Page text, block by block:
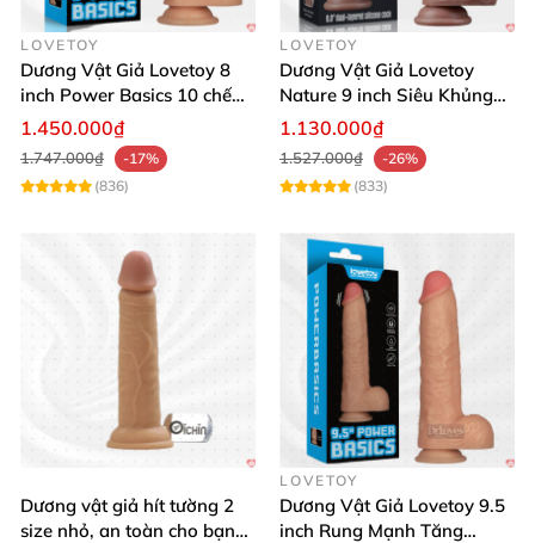
LOVETOY
Dương Vật Giả Lovetoy 8
inch Power Basics 10 chế
độ Mạnh Mẽ
1.450.000₫
1.747.000₫
-17%
(836)
LOVETOY
Dương Vật Giả Lovetoy
Nature 9 inch Siêu Khủng
Hít Tường Giá Tốt
1.130.000₫
1.527.000₫
-26%
(833)
Dương vật giả hít tường 2
size nhỏ, an toàn cho bạn
LOVETOY
Dương Vật Giả Lovetoy 9.5
inch Rung Mạnh Tăng